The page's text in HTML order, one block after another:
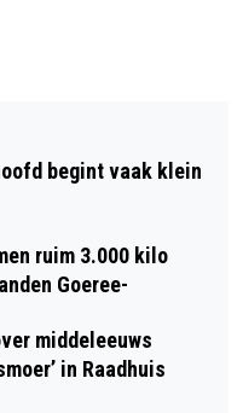
STERK
OPNIEUW
begint vaak klein
ruim 3.000 kilo
Goeree-
middeleeuws
in Raadhuis